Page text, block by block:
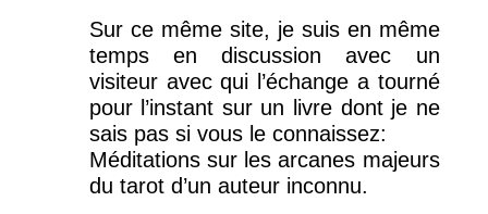
Sur ce même site, je suis en même
temps en discussion avec un
visiteur avec qui l’échange a tourné
pour l’instant sur un livre dont je ne
sais pas si vous le connaissez:
Méditations sur les arcanes majeurs
du tarot d’un auteur inconnu.